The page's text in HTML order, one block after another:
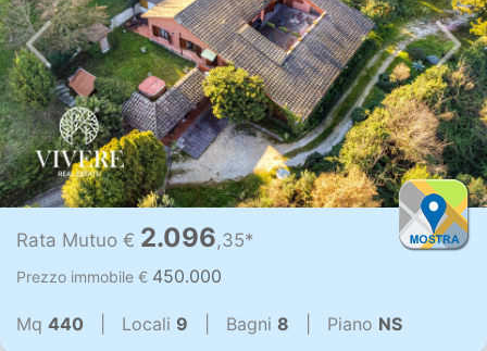
Rata Mutuo € 2.096,35*
Prezzo immobile € 450.000
Mq 440 | Locali 9 | Bagni 8 | Piano NS